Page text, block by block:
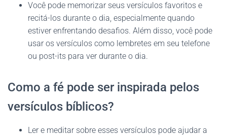
Você pode memorizar seus versículos favoritos e
recitá-los durante o dia, especialmente quando
estiver enfrentando desafios. Além disso, você pode
usar os versículos como lembretes em seu telefone
ou post-its para ver durante o dia.
Como a fé pode ser inspirada pelos
versículos bíblicos?
Ler e meditar sobre esses versículos pode ajudar a